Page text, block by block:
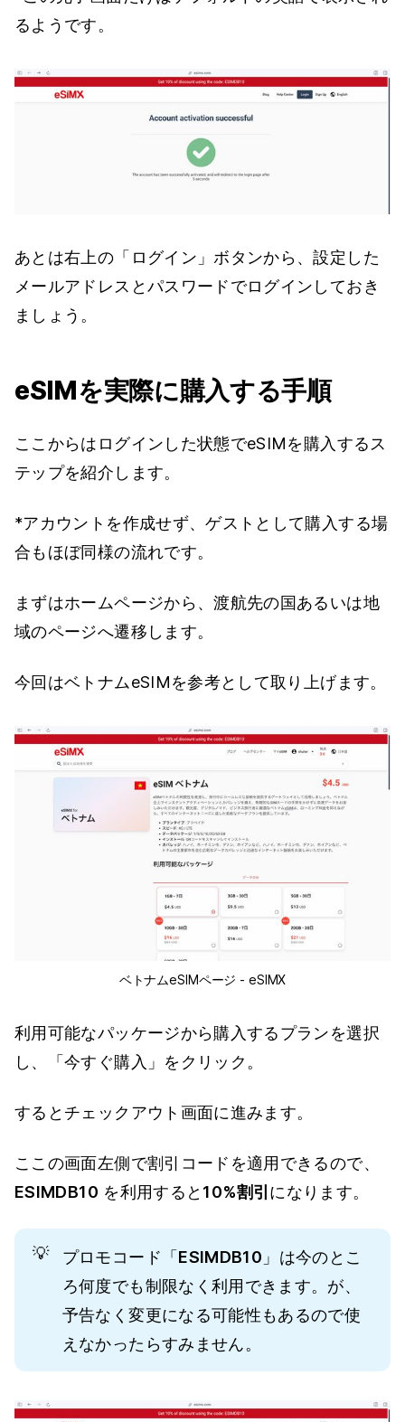
るようです。
あとは右上の「ログイン」ボタンから、設定した
メールアドレスとパスワードでログインしておき
ましょう。
eSIMを実際に購入する手順
ここからはログインした状態でeSIMを購入するス
テップを紹介します。
*アカウントを作成せず、ゲストとして購入する場
合もほぼ同様の流れです。
まずはホームページから、渡航先の国あるいは地
域のページへ遷移します。
今回はベトナムeSIMを参考として取り上げます。
ベトナムeSIMページ - eSIMX
利用可能なパッケージから購入するプランを選択
し、「今すぐ購入」をクリック。
するとチェックアウト画面に進みます。
ここの画面左側で割引コードを適用できるので、
ESIMDB10 を利用すると 10%割引 になります。
💡 プロモコード「 ESIMDB10 」は今のとこ
ろ何度でも制限なく利用できます。が、
予告なく変更になる可能性もあるので使
えなかったらすみません。